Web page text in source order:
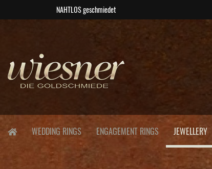
NAHTLOS geschmiedet
WEDDING RINGS ENGAGEMENT RINGS JEWELLERY